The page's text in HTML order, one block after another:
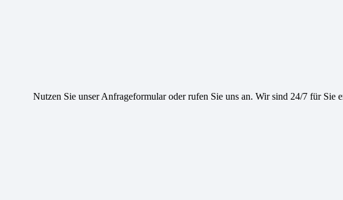
Nutzen Sie unser Anfrageformular oder rufen Sie uns an. Wir sind 24/7 für Sie